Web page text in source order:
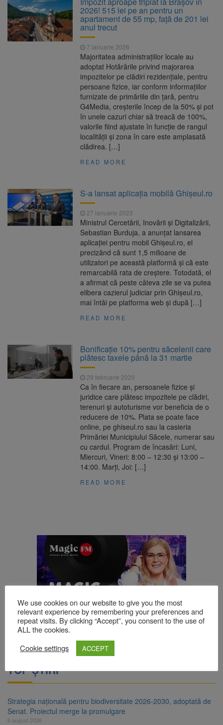
Ormeniș
6 august 2026
AUR a lansat platforma
suspeND.ro pentru urmărirea inițiativei de
suspendare a președintelui Nicușor Dan
6 august 2026
Înalta Curte analizează
dosarul lui Călin Georgescu și Horațiu Potra.
Judecătorii decid dacă începe procesul
Strategia națională pentru
biodiversitate 2026-2030, adoptată de Senat.
Proiectul merge la promulgare
2026! 515 lei pe an pentru un
apartament de 55 mp, față de 201 lei
anul trecut
7 ianuarie 2026
Majoritatea administrațiilor locale au
adoptat Hotărârile privind majorarea
impozitelor pe clădiri rezidențiale, pentru
persoane fizice, iar conform informațiilor
furnizate de primăriile din țară, pentru
G4Media, creșterile încep de la 50% și pot
în unele cazuri chiar să treacă de 100%,
valorile fiind ajustate în funcție de rangul
localității și zona în care este amplasată
clădirea. […]
READ MORE
S-a lansat aplicația mobilă Ghișeul.ro
27 ianuarie 2023
Ministrul Cercetării, Inovării şi Digitalizării,
Sebastian Burduja, a anunţat lansarea
aplicaţiei pentru mobil Ghişeul.ro, el
precizând că sunt 1,5 milioane de
utilizatori pe această platformă şi că este
remarcabilă rata de creştere. Totodată, el
a afirmat că peste câteva zile se va putea
elibera cazierul judiciar prin Ghişeul.ro,
mai întâi pe platforma web şi după […]
READ MORE
Bonificație 10% pentru săcelenii care
plătesc taxele până la 31 martie
29 februarie 2020
Ca în fiecare an, persoanele fizice și
juridice care plătesc impozitele pe clădiri,
terenuri și autoturisme vor beneficia de o
reducere de 10%. Plata se poate face
online, pe ghiseul.ro sau la casieria
Primăriei Municipiului Săcele, numerar sau
cu cardul. Program de încasări: Luni,
Miercuri, Vineri: 8:00 – 12:30 și 13:00 –
14:00. Marți, Joi: […]
READ MORE
TOP ȘTIRI
Strategia națională pentru biodiversitate 2026-2030, adoptată de
Senat. Proiectul merge la promulgare
6 august 2026
We use cookies on our website to give you the most
relevant experience by remembering your preferences and
repeat visits. By clicking “Accept”, you consent to the use of
ALL the cookies.
Cookie settings
ACCEPT